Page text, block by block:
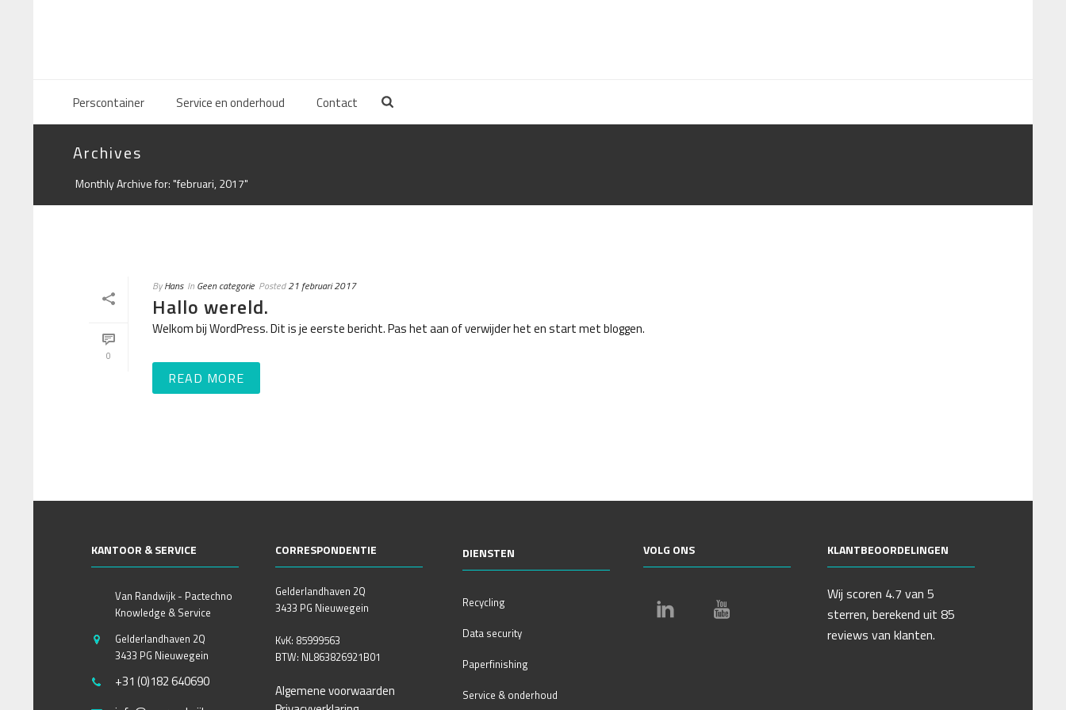
Perscontainer Service en onderhoud Contact
Archives
Monthly Archive for: "februari, 2017"
0
By Hans In Geen categorie Posted 21 februari 2017
Hallo wereld.
Welkom bij WordPress. Dit is je eerste bericht. Pas het aan of verwijder het en start met bloggen.
READ MORE
KANTOOR & SERVICE
Van Randwijk - Pactechno
Knowledge & Service
Gelderlandhaven 2Q
3433 PG Nieuwegein
+31 (0)182 640690
CORRESPONDENTIE
Gelderlandhaven 2Q
3433 PG Nieuwegein
KvK: 85999563
BTW: NL863826921B01
Algemene voorwaarden
DIENSTEN
Recycling
Data security
Paperfinishing
Service & onderhoud
VOLG ONS KLANTBEOORDELINGEN
Wij scoren 4.7van 5
sterren, berekend uit 85
reviews van klanten.